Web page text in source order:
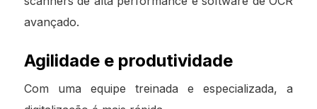
avançado.
Agilidade e produtividade
Com uma equipe treinada e especializada, a